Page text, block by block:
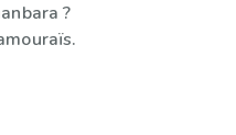
?